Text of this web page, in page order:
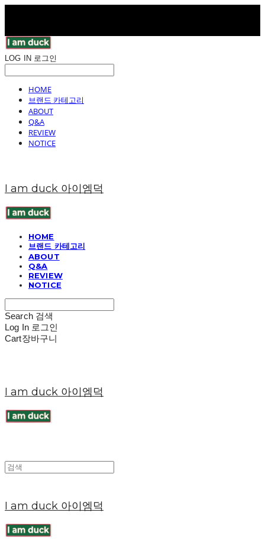
LOG IN 로그인
HOME
브랜드 카테고리
ABOUT
Q&A
REVIEW
NOTICE
I am duck 아이엠덕
HOME
브랜드 카테고리
ABOUT
Q&A
REVIEW
NOTICE
Search 검색
Log In 로그인
Cart장바구니
I am duck 아이엠덕
I am duck 아이엠덕